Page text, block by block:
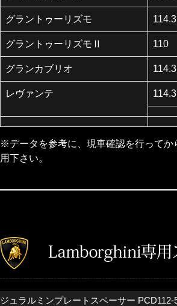
グラントゥーリズモ 114.3
グラントゥーリズモⅡ 110
グランカブリオ 114.3
レヴァンテ 114.3
※データを参考に、現車確認を行って
用下さい。
ジュラルミンプレートスペーサー PCD112-